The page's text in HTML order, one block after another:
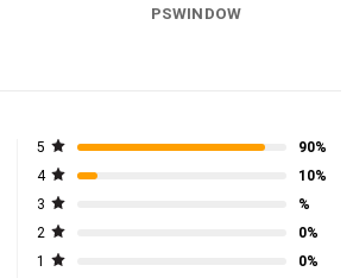
PSWINDOW
5
90%
4
10%
3
%
2
0%
1
0%